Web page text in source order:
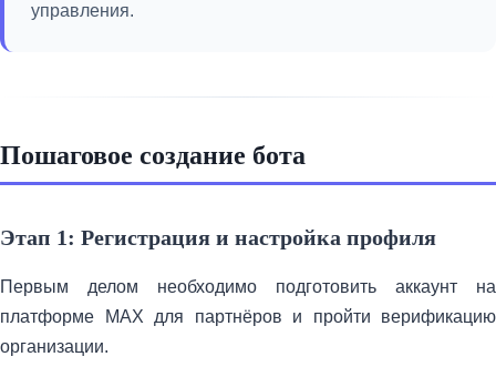
управления.
Пошаговое создание бота
Этап 1: Регистрация и настройка профиля
Первым делом необходимо подготовить аккаунт на
платформе MAX для партнёров и пройти верификацию
организации.